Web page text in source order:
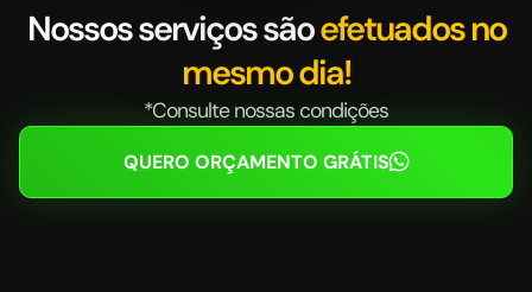
Nossos serviços sãoefetuados no
mesmo dia!
*Consulte nossas condições
QUERO ORÇAMENTO GRÁTIS